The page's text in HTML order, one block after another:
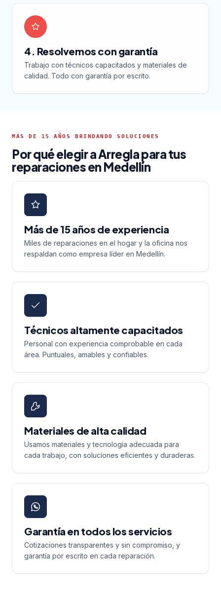
4. Resolvemos con garantía
Trabajo con técnicos capacitados y materiales de
calidad. Todo con garantía por escrito.
MÁS DE 15 AÑOS BRINDANDO SOLUCIONES
Por qué elegir a Arregla para tus
reparaciones en Medellín
Más de 15 años de experiencia
Miles de reparaciones en el hogar y la oficina nos
respaldan como empresa líder en Medellín.
Técnicos altamente capacitados
Personal con experiencia comprobable en cada
área. Puntuales, amables y confiables.
Materiales de alta calidad
Usamos materiales y tecnología adecuada para
cada trabajo, con soluciones eficientes y duraderas.
Garantía en todos los servicios
Cotizaciones transparentes y sin compromiso, y
garantía por escrito en cada reparación.